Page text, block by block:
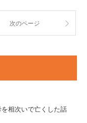
次のページ
相次いで亡くした話